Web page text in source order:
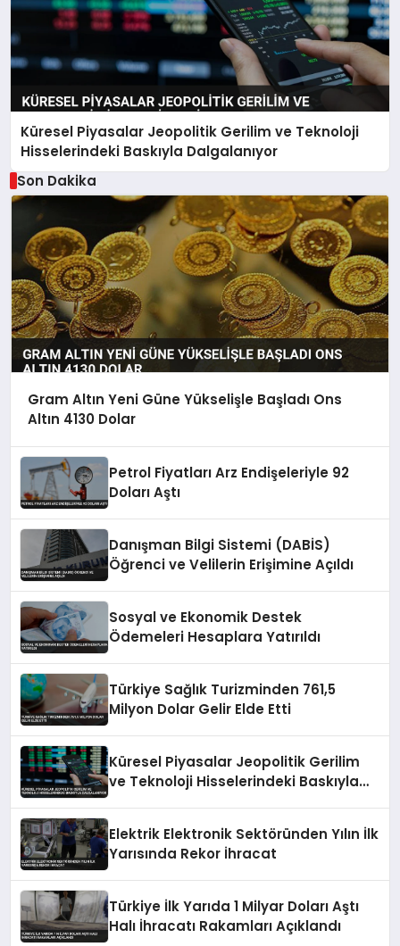
Küresel Piyasalar Jeopolitik Gerilim ve Teknoloji
Hisselerindeki Baskıyla Dalgalanıyor
Son Dakika
Gram Altın Yeni Güne Yükselişle Başladı Ons
Altın 4130 Dolar
Petrol Fiyatları Arz Endişeleriyle 92
Doları Aştı
Danışman Bilgi Sistemi (DABİS)
Öğrenci ve Velilerin Erişimine Açıldı
Sosyal ve Ekonomik Destek
Ödemeleri Hesaplara Yatırıldı
Türkiye Sağlık Turizminden 761,5
Milyon Dolar Gelir Elde Etti
Küresel Piyasalar Jeopolitik Gerilim
ve Teknoloji Hisselerindeki Baskıyla
Elektrik Elektronik Sektöründen Yılın İlk
Yarısında Rekor İhracat
Türkiye İlk Yarıda 1 Milyar Doları Aştı
Halı İhracatı Rakamları Açıklandı